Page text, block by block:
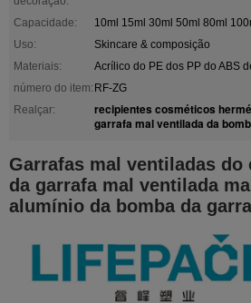
Capacidade:
10ml 15ml 30ml 50ml 80ml
Uso:
Skincare & composição
Materiais:
Acrílico do PE dos PP do ABS
número do item: RF-ZG
Realçar:
recipientes cosméticos
garrafa mal ventilada da
Garrafas mal ventiladas do
da garrafa mal ventilada
alumínio da bomba da